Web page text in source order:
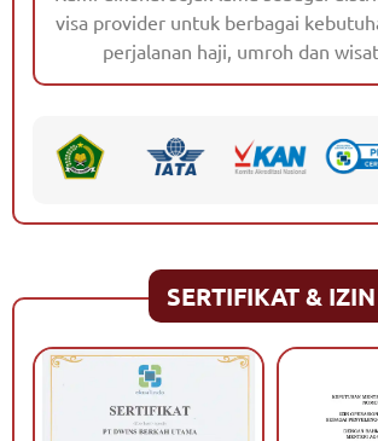
visa provider untuk berbagai
perjalanan haji, umroh dan
SERTIFIKAT & IZIN